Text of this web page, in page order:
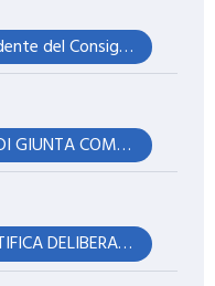
Massimo CARRARA - Presidente del Consiglio
RATIFICA DELIBERAZIONE DI GIUNTA COMUNALE N°. 58 IN DATA 27.04.2026, AVENTE AD OGGETTO: "VARIAZIONE IN VIA D'URGENZA AL BILANCIO DI PREVISIONE 2026/2028, DI COMPETENZA E DI CASSA, AI SENSI DELL'ART. 175, C.4, DEL TUEL (NR. 6)".
Immediata eseguibilità RATIFICA DELIBERAZIONE DI GIUNTA COMUNALE N°. 58 IN DATA 27.04.2026, AVENTE AD OGGETTO: "VARIAZIONE IN VIA D'URGENZA AL BILANCIO DI PREVISIONE 2026/2028, DI COMPETENZA E DI CASSA, AI SENSI DELL'ART. 175, C.4, DEL TUEL (NR. 6)".